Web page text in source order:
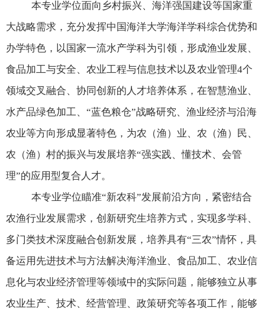
本专业学位面向乡村振兴、海洋强国建设等国家重
大战略需求，充分发挥中国海洋大学海洋学科综合优势和
办学特色，以国家一流水产学科为引领，形成渔业发展、
食品加工与安全、农业工程与信息技术以及农业管理4个
领域交叉融合、协同创新的人才培养体系，在智慧渔业、
水产品绿色加工、“蓝色粮仓”战略研究、渔业经济与沿海
农业等方向形成显著特色，为农（渔）业、农（渔）民、
农（渔）村的振兴与发展培养“强实践、懂技术、会管
理”的应用型复合人才。
本专业学位瞄准“新农科”发展前沿方向，紧密结合
农渔行业发展需求，创新研究生培养方式，实现多学科、
多门类技术深度融合创新发展，培养具有“三农”情怀，具
备运用先进技术与方法解决海洋渔业、食品加工、农业信
息化与农业经济管理等领域中的实际问题，能够独立从事
农业生产、技术、经营管理、政策研究等各项工作，能够